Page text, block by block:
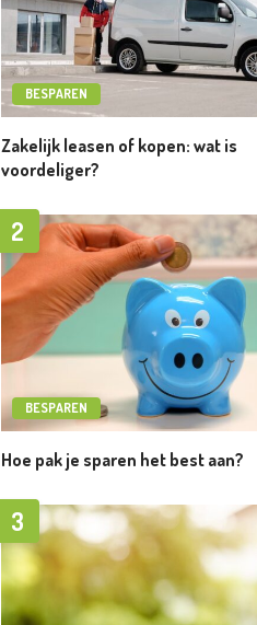
BESPAREN
Zakelijk leasen of kopen: wat is
voordeliger?
2
BESPAREN
Hoe pak je sparen het best aan?
3